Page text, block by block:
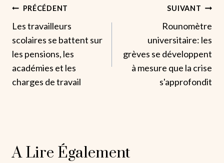
Navigation
De
L’article
PRÉCÉDENT
Les travailleurs
scolaires se battent sur
les pensions, les
académies et les
charges de travail
SUIVANT
Rounomètre
universitaire: les
grèves se développent
à mesure que la crise
s'approfondit
A Lire Également